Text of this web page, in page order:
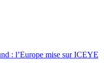
: l’Europe mise sur ICEYE